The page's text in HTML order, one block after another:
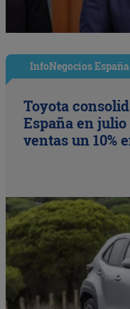
InfoNegocios España
Toyota
España en
ventas un 10%